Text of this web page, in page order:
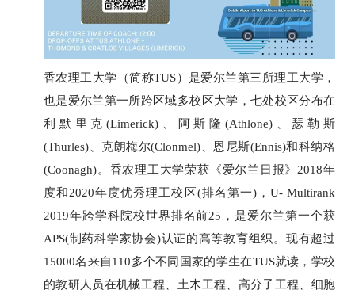
香农理工大学（简称TUS）是爱尔兰第三所理工大学，
也是爱尔兰第一所跨区域多校区大学，七处校区分布在
利默里克(Limerick)、阿斯隆(Athlone)、瑟勒斯
(Thurles)、克朗梅尔(Clonmel)、恩尼斯(Ennis)和科纳格
(Coonagh)。香农理工大学荣获《爱尔兰日报》2018年
度和2020年度优秀理工校区(排名第一)，U- Multirank
2019年跨学科院校世界排名前25，是爱尔兰第一个获
APS(制药科学家协会)认证的高等教育组织。现有超过
15000名来自110多个不同国家的学生在TUS就读，学校
的教研人员在机械工程、土木工程、高分子工程、细胞